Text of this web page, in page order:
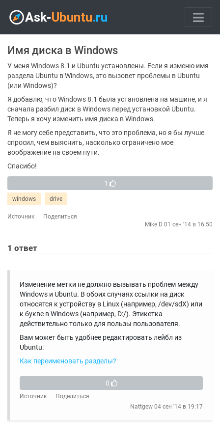
Имя диска в Windows
У меня Windows 8.1 и Ubuntu установлены. Если я изменю имя
раздела Ubuntu в Windows, это вызовет проблемы в Ubuntu
(или Windows)?
Я добавлю, что Windows 8.1 была установлена ​​на машине, и я
сначала разбил диск в Windows перед установкой Ubuntu.
Теперь я хочу изменить имя диска в Windows.
Я не могу себе представить, что это проблема, но я бы лучше
спросил, чем выяснить, насколько ограничено мое
воображение на своем пути.
Спасибо!
1
windows drive
Источник
Поделиться
Mike D 01 сен '14 в 16:50
1 ответ
Изменение метки не должно вызывать проблем между
Windows и Ubuntu. В обоих случаях ссылки на диск
относятся к устройству в Linux (например, /dev/sdX) или
к букве в Windows (например, D:/). Этикетка
действительно только для пользы пользователя.
Вам может быть удобнее редактировать лейбл из
Ubuntu:
Как переименовать разделы?
0
Источник
Поделиться
Nattgew 04 сен '14 в 19:17